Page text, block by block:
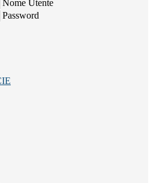
Nome Utente
Password